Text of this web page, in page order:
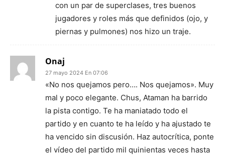
con un par de superclases, tres buenos
jugadores y roles más que definidos (ojo, y
piernas y pulmones) nos hizo un traje.
Onaj
27 mayo 2024 En 07:06
«No nos quejamos pero…. Nos quejamos». Muy
mal y poco elegante. Chus, Ataman ha barrido
la pista contigo. Te ha maniatado todo el
partido y en cuanto te ha leído y ha ajustado te
ha vencido sin discusión. Haz autocrítica, ponte
el vídeo del partido mil quinientas veces hasta